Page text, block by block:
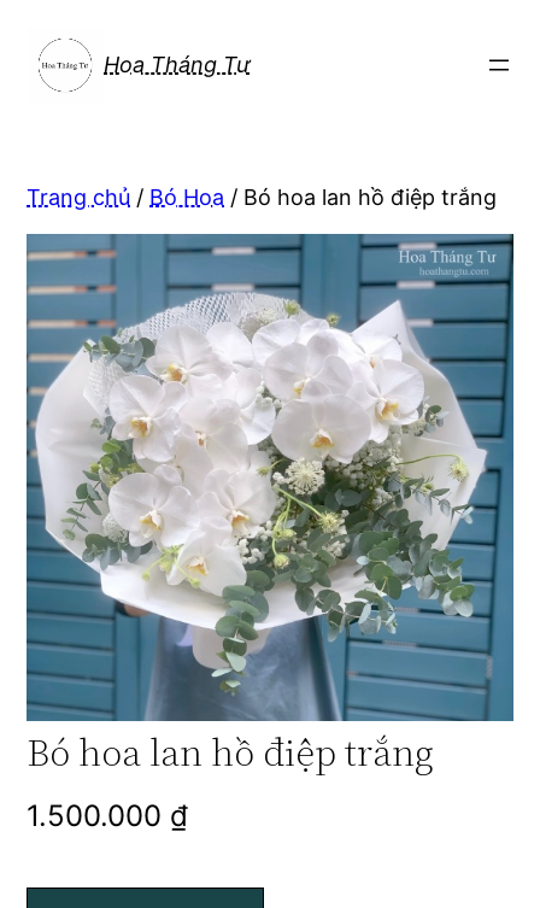
phần
Hoa Tháng Tư
Trang chủ / Bó Hoa / Bó hoa lan hồ điệp trắng
Bó hoa lan hồ điệp trắng
1.500.000 ₫